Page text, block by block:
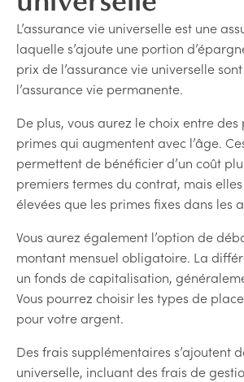
L’assurance vie universelle est une
laquelle s’ajoute une portion
prix de l’assurance vie universelle
l’assurance vie permanente.
De plus, vous aurez le choix entre des
primes qui augmentent avec l’âge.
permettent de bénéficier d’un coût
premiers termes du contrat, mais
élevées que les primes fixes dans les
Vous aurez également l’option de
montant mensuel obligatoire. La
un fonds de capitalisation,
Vous pourrez choisir les types de
pour votre argent.
Des frais supplémentaires s’ajoutent
universelle, incluant des frais de